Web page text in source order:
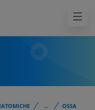
...
OSSA